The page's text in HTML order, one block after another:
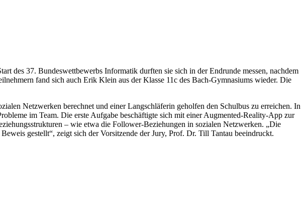
des 37. Bundeswettbewerbs Informatik durften sie sich in der Endrunde messen, nachdem
fand sich auch Erik Klein aus der Klasse 11c des Bach-Gymnasiums wieder. Die
Netzwerken berechnet und einer Langschläferin geholfen den Schulbus zu erreichen. In
im Team. Die erste Aufgabe beschäftigte sich mit einer Augmented-Reality-App zur
– wie etwa die Follower-Beziehungen in sozialen Netzwerken. „Die
gestellt“, zeigt sich der Vorsitzende der Jury, Prof. Dr. Till Tantau beeindruckt.